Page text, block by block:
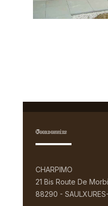
Coordonnées
CHARPIMO
21 Bis Route De
88290 -